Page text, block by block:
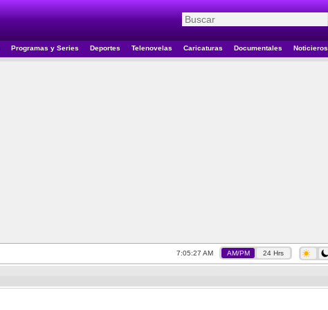
Programas y Series Deportes Telenovelas Caricaturas Documentales Noticieros
7:05:27 AM AM/PM 24 Hrs